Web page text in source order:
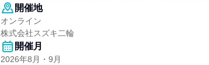
開催地
オンライン
株式会社スズキ二輪
開催月
2026年8月・9月